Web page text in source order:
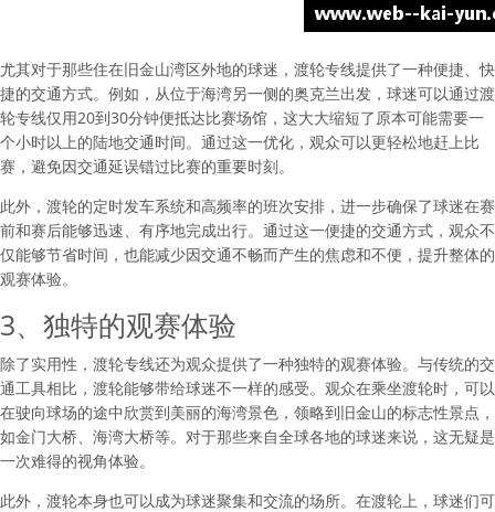
尤其对于那些住在旧金山湾区外地的球迷，渡轮专线提供了一种便捷、快
捷的交通方式。例如，从位于海湾另一侧的奥克兰出发，球迷可以通过渡
轮专线仅用20到30分钟便抵达比赛场馆，这大大缩短了原本可能需要一
个小时以上的陆地交通时间。通过这一优化，观众可以更轻松地赶上比
赛，避免因交通延误错过比赛的重要时刻。
此外，渡轮的定时发车系统和高频率的班次安排，进一步确保了球迷在赛
前和赛后能够迅速、有序地完成出行。通过这一便捷的交通方式，观众不
仅能够节省时间，也能减少因交通不畅而产生的焦虑和不便，提升整体的
观赛体验。
3、独特的观赛体验
除了实用性，渡轮专线还为观众提供了一种独特的观赛体验。与传统的交
通工具相比，渡轮能够带给球迷不一样的感受。观众在乘坐渡轮时，可以
在驶向球场的途中欣赏到美丽的海湾景色，领略到旧金山的标志性景点，
如金门大桥、海湾大桥等。对于那些来自全球各地的球迷来说，这无疑是
一次难得的视角体验。
此外，渡轮本身也可以成为球迷聚集和交流的场所。在渡轮上，球迷们可